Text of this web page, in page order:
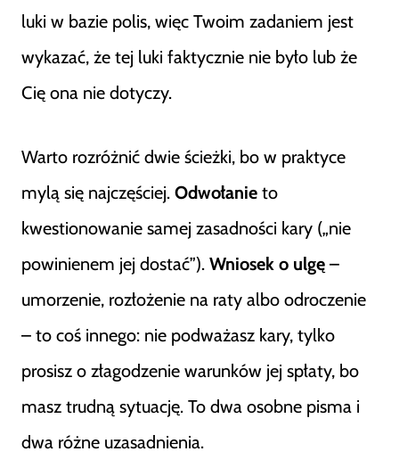
luki w bazie polis, więc Twoim zadaniem jest
wykazać, że tej luki faktycznie nie było lub że
Cię ona nie dotyczy.
Warto rozróżnić dwie ścieżki, bo w praktyce
mylą się najczęściej. Odwołanie to
kwestionowanie samej zasadności kary („nie
powinienem jej dostać”). Wniosek o ulgę –
umorzenie, rozłożenie na raty albo odroczenie
– to coś innego: nie podważasz kary, tylko
prosisz o złagodzenie warunków jej spłaty, bo
masz trudną sytuację. To dwa osobne pisma i
dwa różne uzasadnienia.